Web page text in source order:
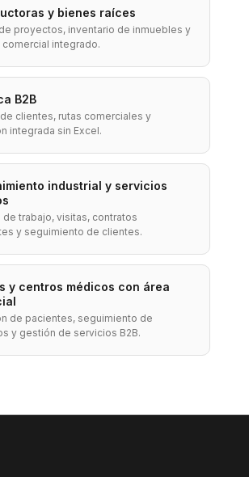
y bienes raíces
proyectos, inventario de inmuebles y
integrado.
B2B
clientes, rutas comerciales y
integrada sin Excel.
industrial y servicios
de trabajo, visitas, contratos
y seguimiento de clientes.
y centros médicos con área
de pacientes, seguimiento de
y gestión de servicios B2B.